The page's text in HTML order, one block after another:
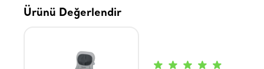
Ürünü Değerlendir